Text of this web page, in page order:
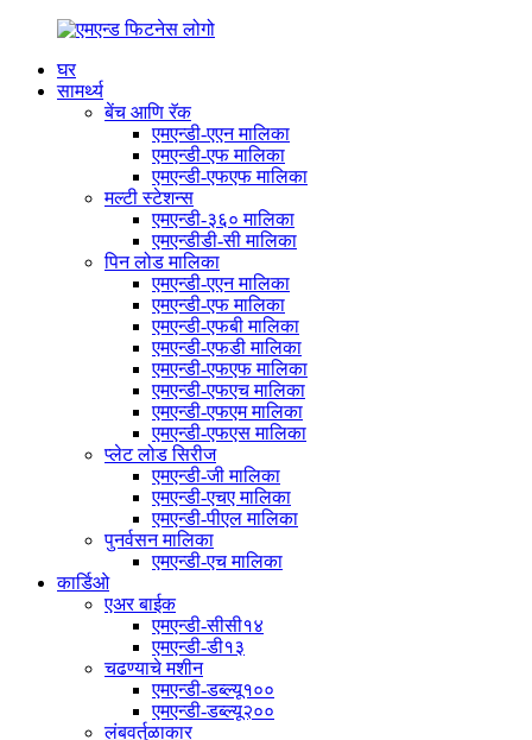
घर
सामर्थ्य
बेंच आणि रॅक
एमएन्डी-एएन मालिका
एमएन्डी-एफ मालिका
एमएन्डी-एफएफ मालिका
मल्टी स्टेशन्स
एमएन्डी-३६० मालिका
एमएन्डीडी-सी मालिका
पिन लोड मालिका
एमएन्डी-एएन मालिका
एमएन्डी-एफ मालिका
एमएन्डी-एफबी मालिका
एमएन्डी-एफडी मालिका
एमएन्डी-एफएफ मालिका
एमएन्डी-एफएच मालिका
एमएन्डी-एफएम मालिका
एमएन्डी-एफएस मालिका
प्लेट लोड सिरीज
एमएन्डी-जी मालिका
एमएन्डी-एचए मालिका
एमएन्डी-पीएल मालिका
पुनर्वसन मालिका
एमएन्डी-एच मालिका
कार्डिओ
एअर बाईक
एमएन्डी-सीसी१४
एमएन्डी-डी१३
चढण्याचे मशीन
एमएन्डी-डब्ल्यू१००
एमएन्डी-डब्ल्यू२००
लंबवर्तुळाकार